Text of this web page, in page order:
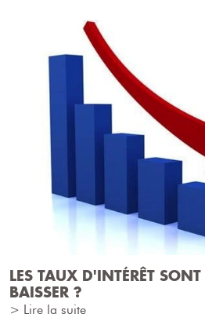
LES TAUX D'INTÉRÊT
BAISSER ?
> Lire la suite